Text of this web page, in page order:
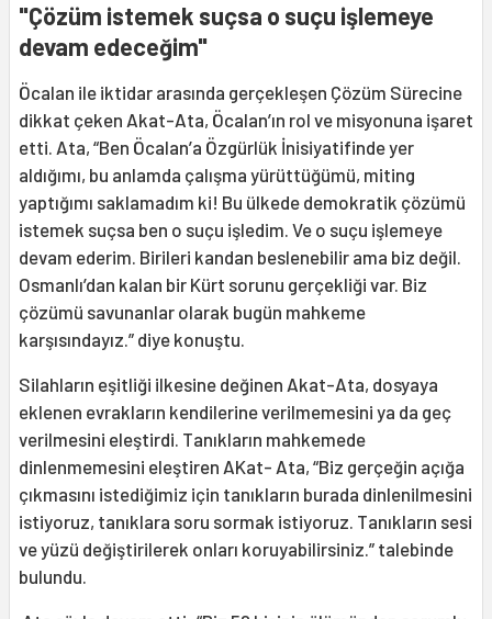
"Çözüm istemek suçsa o suçu işlemeye
devam edeceğim"
Öcalan ile iktidar arasında gerçekleşen Çözüm Sürecine
dikkat çeken Akat-Ata, Öcalan’ın rol ve misyonuna işaret
etti. Ata, “Ben Öcalan’a Özgürlük İnisiyatifinde yer
aldığımı, bu anlamda çalışma yürüttüğümü, miting
yaptığımı saklamadım ki! Bu ülkede demokratik çözümü
istemek suçsa ben o suçu işledim. Ve o suçu işlemeye
devam ederim. Birileri kandan beslenebilir ama biz değil.
Osmanlı’dan kalan bir Kürt sorunu gerçekliği var. Biz
çözümü savunanlar olarak bugün mahkeme
karşısındayız.” diye konuştu.
Silahların eşitliği ilkesine değinen Akat-Ata, dosyaya
eklenen evrakların kendilerine verilmemesini ya da geç
verilmesini eleştirdi. Tanıkların mahkemede
dinlenmemesini eleştiren AKat- Ata, “Biz gerçeğin açığa
çıkmasını istediğimiz için tanıkların burada dinlenilmesini
istiyoruz, tanıklara soru sormak istiyoruz. Tanıkların sesi
ve yüzü değiştirilerek onları koruyabilirsiniz.” talebinde
bulundu.